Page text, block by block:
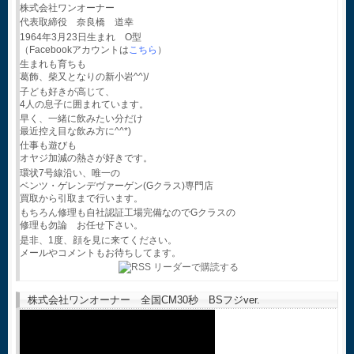
株式会社ワンオーナー
代表取締役 奈良橋 道幸
1964年3月23日生まれ O型
（Facebookアカウントはこちら ）
生まれも育ちも
葛飾、柴又となりの新小岩^^)/
子ども好きが高じて、
4人の息子に囲まれています。
早く、一緒に飲みたい分だけ
最近控え目な飲み方に^^*)
仕事も遊びも
オヤジ加減の熱さが好きです。
環状7号線沿い、唯一の
ベンツ・ゲレンデヴァーゲン(Gクラス)専門店
買取から引取まで行います。
もちろん修理も自社認証工場完備なのでGクラスの
修理も勿論 お任せ下さい。
是非、1度、顔を見に来てください。
メールやコメントもお待ちしてます。
株式会社ワンオーナー 全国CM30秒 BSフジver.